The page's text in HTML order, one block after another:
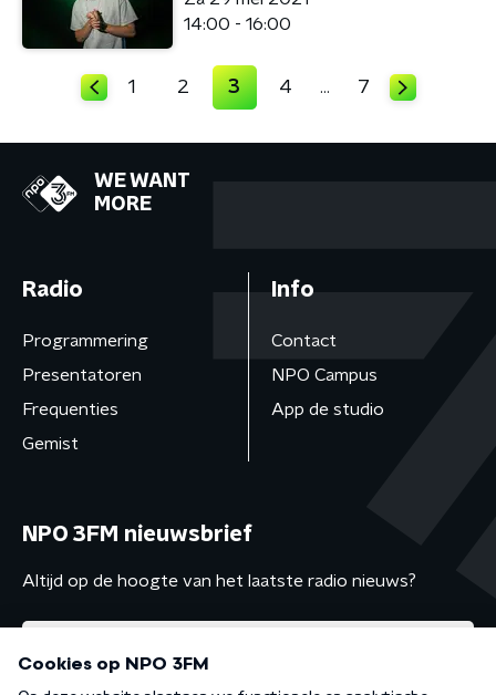
14:00 - 16:00
1 2 3 4 … 7
WE WANT
MORE
Radio
Programmering
Presentatoren
Frequenties
Gemist
Info
Contact
NPO Campus
App de studio
NPO 3FM nieuwsbrief
Altijd op de hoogte van het laatste radio nieuws?